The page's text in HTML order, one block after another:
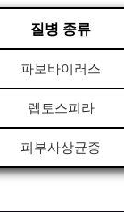
질병 종류
파보바이러스
렙토스피라
피부사상균증